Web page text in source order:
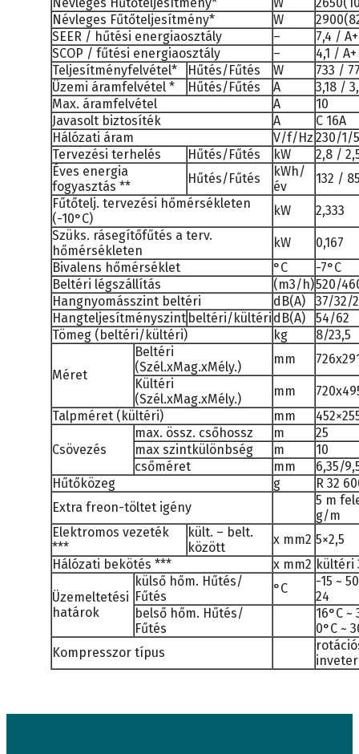
Névleges Fűtőteljesítmény*
W
SEER / hűtési energiaosztály
–
7,4 /
SCOP / fűtési energiaosztály
–
4,1 / A+
Teljesítményfelvétel*
Hűtés/Fűtés W
733 /
Üzemi áramfelvétel *
Hűtés/Fűtés A
3,18 /
Max. áramfelvétel
A
10
Javasolt biztosíték
A
C 16A
Hálózati áram
V/f/Hz 230/1/
Tervezési terhelés
Hűtés/Fűtés kW
2,8 /
Éves energia
fogyasztás **
Hűtés/Fűtés
kWh/
év
132 /
Fűtőtelj. tervezési hőmérsékleten
(-10°C)
kW
2,333
Szüks. rásegítőfűtés a terv.
hőmérsékleten
kW
0,167
Bivalens hőmérséklet
°C
-7°C
Beltéri légszállítás
(m3/h)520/
Hangnyomásszint beltéri
dB(A)
37/32/
Hangteljesítményszint beltéri/kültéri dB(A)
54/62
Tömeg (beltéri/kültéri)
kg 8/23,5
Méret
Beltéri
(Szél.xMag.xMély.)
mm
Kültéri
(Szél.xMag.xMély.)
mm
Talpméret (kültéri)
mm
Csövezés
max. össz. csőhossz m
25
max szintkülönbség
m
10
csőméret
mm
6,35/
Hűtőközeg
g
R 32
Extra freon-töltet igény
5 m
g/m
Elektromos vezeték
***
kült. – belt.
között
x mm2 5×2,5
Hálózati bekötés ***
x mm2 kültéri
Üzemeltetési
határok
külső hőm. Hűtés/
Fűtés
°C
-15 ~
24
belső hőm. Hűtés/
Fűtés
16°C ~
0°C ~
Kompresszor típus